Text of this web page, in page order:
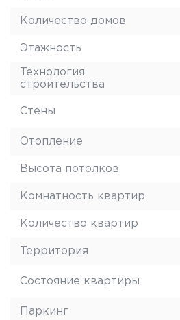
Количество домов
Этажность
Технология
строительства
Стены
Отопление
Высота потолков
Комнатность квартир
Количество квартир
Территория
Состояние квартиры
Паркинг